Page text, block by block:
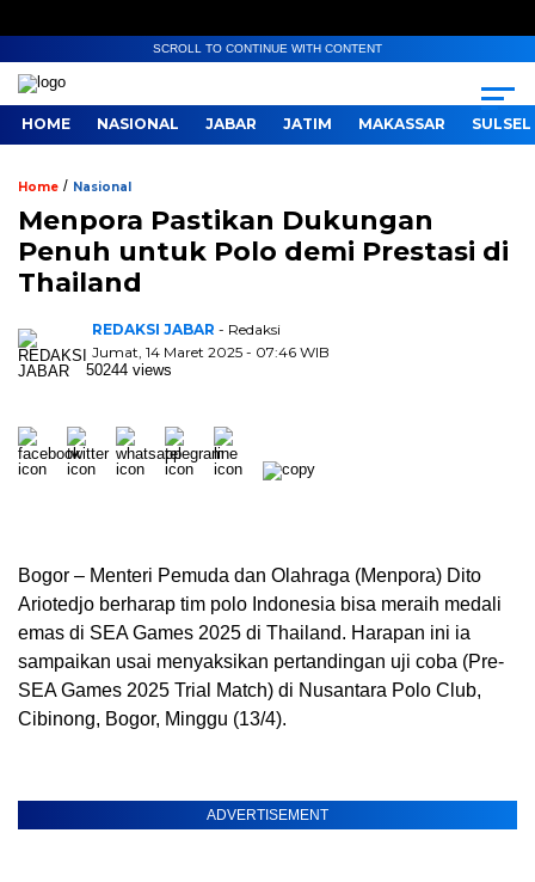
SCROLL TO CONTINUE WITH CONTENT
HOME NASIONAL JABAR JATIM MAKASSAR SULSEL
Home / Nasional
Menpora Pastikan Dukungan
Penuh untuk Polo demi Prestasi di
Thailand
REDAKSI JABAR - Redaksi
Jumat, 14 Maret 2025 - 07:46 WIB
50244 views
Bogor – Menteri Pemuda dan Olahraga (Menpora) Dito
Ariotedjo berharap tim polo Indonesia bisa meraih medali
emas di SEA Games 2025 di Thailand. Harapan ini ia
sampaikan usai menyaksikan pertandingan uji coba (Pre-
SEA Games 2025 Trial Match) di Nusantara Polo Club,
Cibinong, Bogor, Minggu (13/4).
ADVERTISEMENT